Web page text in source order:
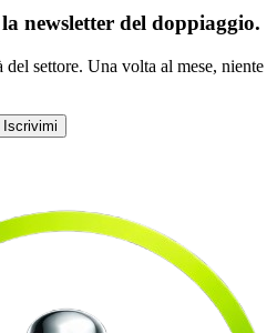
newsletter del doppiaggio.
settore. Una volta al mese, niente
Iscrivimi